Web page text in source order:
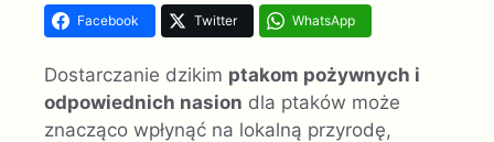
Facebook Twitter WhatsApp
Dostarczanie dzikim ptakom pożywnych i
odpowiednich nasion dla ptaków może
znacząco wpłynąć na lokalną przyrodę,